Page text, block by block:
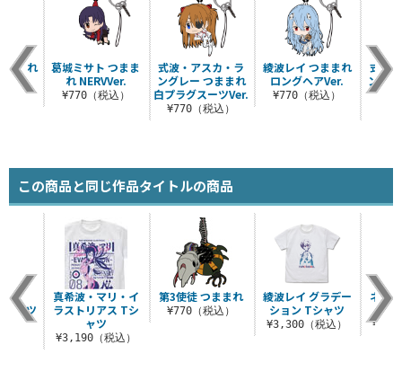
式波・アスカ・ラ
ングレー つままれ
白プラグスーツVer.
¥770（税込）
綾波レイ つままれ
ロングヘアVer.
¥770（税込）
式波
ング
ままれ
込）
葛城ミサト つまま
れ NERVVer.
¥770（税込）
この商品と同じ作品タイトルの商品
第3使徒 つままれ
¥770（税込）
綾波レイ グラデー
ション Tシャツ
¥3,300（税込）
ネル
着
機
シャツ
込）
真希波・マリ・イ
ラストリアス Tシ
ャツ
¥3,190（税込）